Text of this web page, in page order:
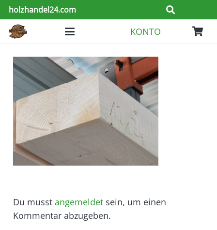
holzhandel24.com
KONTO
Du musst angemeldet sein, um einen
Kommentar abzugeben.